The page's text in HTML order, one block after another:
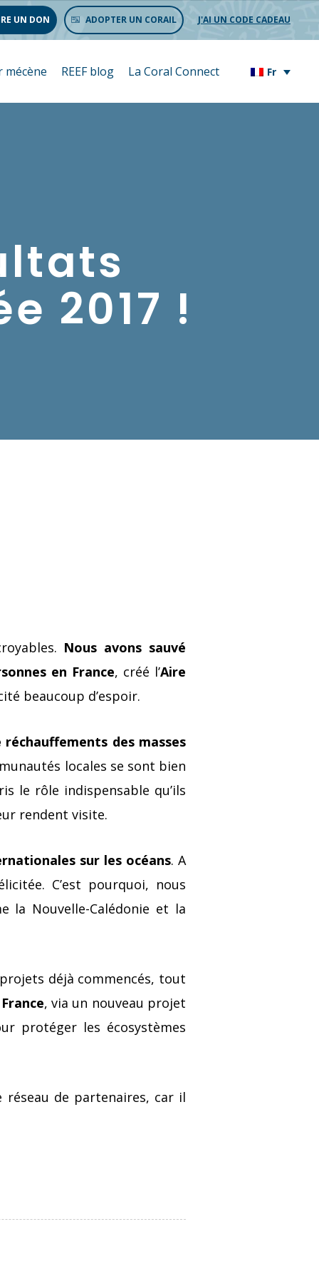
UN DON ADOPTER UN CORAIL J'AI UN CODE CADEAU
Fr
mécène REEF blog La Coral Connect
2017 !
Nous avons sauvé
en France, créé l’Aire
beaucoup d’espoir.
des masses
locales se sont bien
le rôle indispensable qu’ils
rendent visite.
sur les océans. A
C’est pourquoi, nous
la Nouvelle-Calédonie et la
déjà commencés, tout
, via un nouveau projet
protéger les écosystèmes
de partenaires, car il